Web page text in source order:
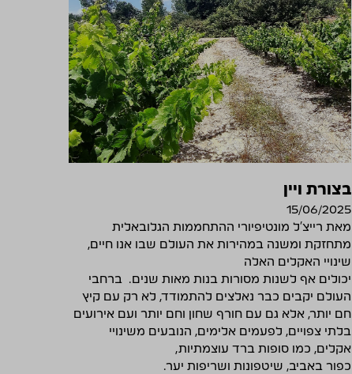
בצורת ויין
15/06/2025
מאת רייצ'ל מונטיפיורי ההתחממות הגלובאלית
מתחזקת ומשנה במהירות את העולם שבו אנו חיים,
שינויי האקלים‌‌ האלה
‌‌יכולים ‌‌אף‌‌ לשנות‌‌ מסורות בנות מאות שנים.‌‌ ‌ ברחבי‌‌
‌‌ה‍‍עולם י‍‍קבים ‌‌כבר נאלצים להתמודד‌‌, לא רק ‌‌עם ‌‌קיץ
חם יותר, אלא‌‌ ‌‌גם ‌‌עם‌‌ חורף שחון וחם יותר‌‌ ‌‌ועם ‌‌אירועים‌‌
בלתי צפויים, לפעמים אלימים, הנובעים משינויי‌‌
אקלים‌‌, כמו‌‌ סופות ברד עוצמתיות,
כפור באביב, שיטפונות ושריפות יער.‌ ​